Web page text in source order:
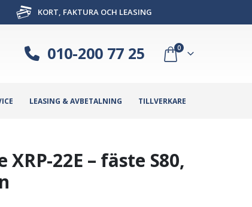
KORT, FAKTURA OCH LEASING
010-200 77 25 0
LEASING & AVBETALNING TILLVERKARE
22E – fäste S80,